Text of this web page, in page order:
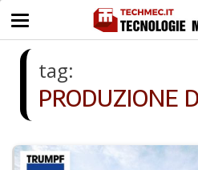
tag:
PRODUZIONE